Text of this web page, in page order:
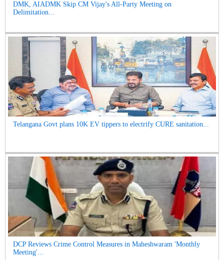
DMK, AIADMK Skip CM Vijay's All-Party Meeting on
Delimitation...
Telangana Govt plans 10K EV tippers to electrify CURE sanitation...
DCP Reviews Crime Control Measures in Maheshwaram 'Monthly
Meeting'...